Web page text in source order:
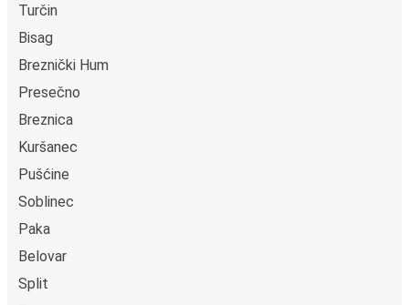
Turčin
Bisag
Breznički Hum
Presečno
Breznica
Kuršanec
Pušćine
Soblinec
Paka
Belovar
Split